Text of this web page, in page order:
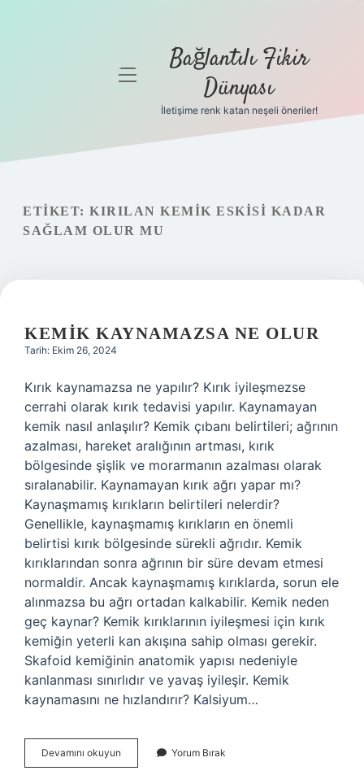
Gizlilik
Yasal Uyarı
menüyü
Bağlantılı Fikir
Dünyası
İletişime renk katan neşeli öneriler!
ETIKET: KIRILAN KEMIK ESKISI KADAR
SAĞLAM OLUR MU
KEMIK KAYNAMAZSA NE OLUR
Tarih: Ekim 26, 2024
Kırık kaynamazsa ne yapılır? Kırık iyileşmezse
cerrahi olarak kırık tedavisi yapılır. Kaynamayan
kemik nasıl anlaşılır? Kemik çıbanı belirtileri; ağrının
azalması, hareket aralığının artması, kırık
bölgesinde şişlik ve morarmanın azalması olarak
sıralanabilir. Kaynamayan kırık ağrı yapar mı?
Kaynaşmamış kırıkların belirtileri nelerdir?
Genellikle, kaynaşmamış kırıkların en önemli
belirtisi kırık bölgesinde sürekli ağrıdır. Kemik
kırıklarından sonra ağrının bir süre devam etmesi
normaldir. Ancak kaynaşmamış kırıklarda, sorun ele
alınmazsa bu ağrı ortadan kalkabilir. Kemik neden
geç kaynar? Kemik kırıklarının iyileşmesi için kırık
kemiğin yeterli kan akışına sahip olması gerekir.
Skafoid kemiğinin anatomik yapısı nedeniyle
kanlanması sınırlıdır ve yavaş iyileşir. Kemik
kaynamasını ne hızlandırır? Kalsiyum…
Devamını okuyun
Kaynamazsa
Yorum Bırak